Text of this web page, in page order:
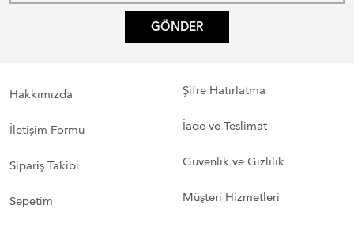
GÖNDER
Hakkımızda
İletişim Formu
Sipariş Takibi
Sepetim
Şifre Hatırlatma
İade ve Teslimat
Güvenlik ve Gizlilik
Müşteri Hizmetleri